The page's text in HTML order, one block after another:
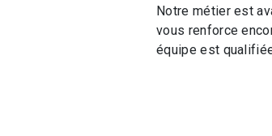
Notre métier est
vous renforce
équipe est